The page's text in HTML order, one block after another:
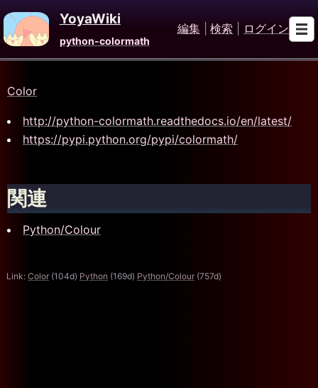
YoyaWiki
python-colormath
編集 検索 ログイン
Color
http://python-colormath.readthedocs.io/en/latest/
https://pypi.python.org/pypi/colormath/
関連
Python/Colour
Link: Color (104d) Python (169d) Python/Colour (757d)